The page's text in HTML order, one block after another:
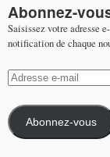
Abonnez-
Saisissez votre adresse
notification de chaque
Adresse
mail
Abonnez-vous